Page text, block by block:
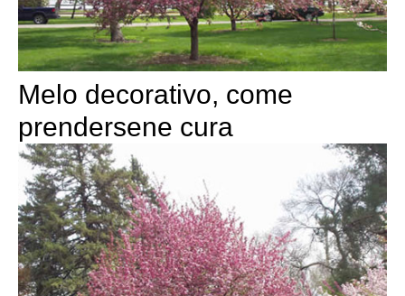
Melo decorativo, come
prendersene cura